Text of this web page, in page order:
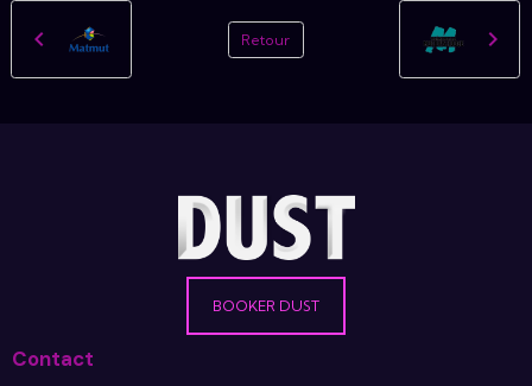
Retour
BOOKER DUST
Contact